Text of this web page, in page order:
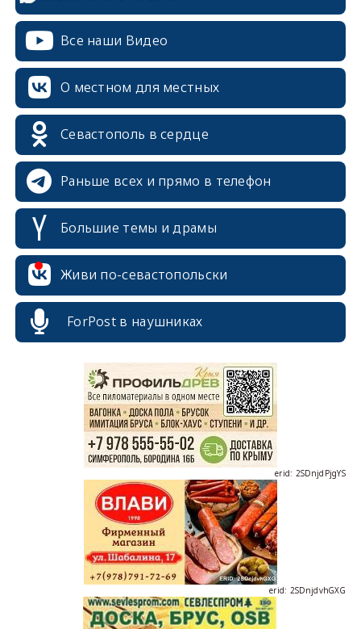
Все наши Видео
О местном для местных
Севастополь в сердце
Раньше всех и прямо в телефон
Большие темы и драмы
Живи по-севастопольски
ForPost в наушниках
erid: 2SDnjdPjgYS
erid: 2SDnjdvhGXG